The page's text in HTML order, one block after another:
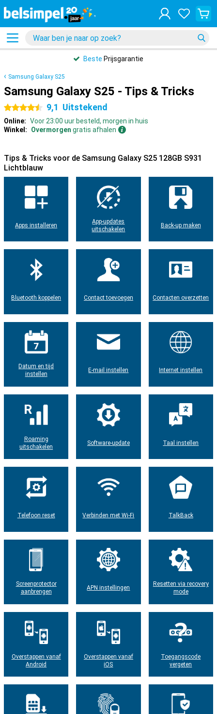
Beste Prijsgarantie
Samsung Galaxy S25
Samsung Galaxy S25 - Tips & Tricks
4.5 sterren 9,1 Uitstekend
Online: Voor 23:00 uur besteld, morgen in huis
Winkel:
Overmorgen gratis afhalen
Tips & Tricks voor de Samsung Galaxy S25 128GB S931
Lichtblauw
Apps installeren
App-updates
uitschakelen
Back-up maken
Bluetooth koppelen Contact toevoegen Contacten overzetten
Datum en tijd
instellen
E-mail instellen Internet instellen
Roaming
uitschakelen
Software-update Taal instellen
Telefoon reset Verbinden met Wi-Fi TalkBack
Screenprotector
aanbrengen
APN instellingen
Resetten via recovery
mode
Overstappen vanaf
Android
Overstappen vanaf
iOS
Toegangscode
vergeten